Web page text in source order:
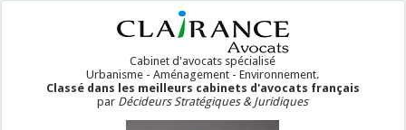
Cabinet d'avocats spécialisé
Urbanisme - Aménagement - Environnement.
Classé dans les meilleurs cabinets d'avocats français
par Décideurs Stratégiques & Juridiques